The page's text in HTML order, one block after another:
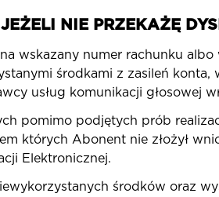
NIE PRZEKAŻĘ
wskazany numer rachunku
środkami z zasileń
usług komunikacji głosowej
pomimo podjętych prób
których Abonent nie złożył
Elektronicznej.
środków oraz